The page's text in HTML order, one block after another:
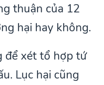
thuận của 12
hại hay không.
để xét tổ hợp tứ
Lục hại cũng